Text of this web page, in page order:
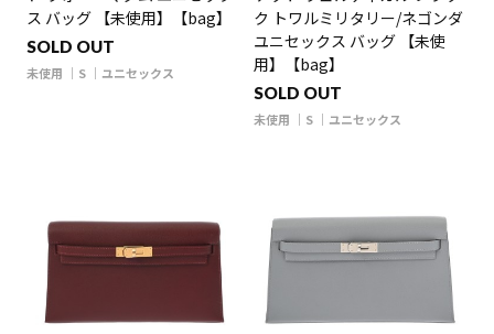
ス バッグ 【未使用】【bag】
SOLD OUT
未使用 S ユニセックス
ク トワルミリタリー/ネゴンダ
ユニセックス バッグ 【未使
用】【bag】
SOLD OUT
未使用 S ユニセックス